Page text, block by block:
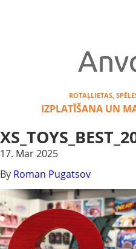
ROTAĻLIETAS,
IZPLATĪŠANA UN
17. Mar 2025
By Roman Pugatsov